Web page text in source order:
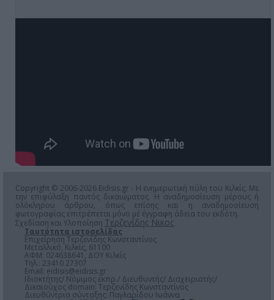
Copyright © 2006-2026 Eidisis.gr - Η ενημερωτική πύλη του Κιλκίς. Με
την επιφύλαξη παντός δικαιώματος. Η αναδημοσίευση μέρους ή
ολόκληρου άρθρου, όπως επίσης και η αναδημοσίευση
φωτογραφίας επιτρέπεται μόνο μέ έγγραφη άδεια του εκδότη.
Σχεδίαση και Υλοποίηση Τερζενίδης Νικος
Ταυτότητα ιστοσελίδας
Επιχείρηση Τερζενίδης Κωνσταντίνος
Μεταλλικό, Κιλκίς, 61100
ΑΦΜ: 024638641, ΔΟΥ Κιλκίς
Τηλ.: 23410 27307
Email: eidisis@eidisis.gr
Ιδιοκτήτης/ Νόμιμος εκπρ./ Διευθυντής/ Διαχειριστής/
Δικαιούχος domain: Τερζενίδης Κωνσταντίνος
Διευθύντρια σύνταξης: Παγλαρίδου Ιωάννα